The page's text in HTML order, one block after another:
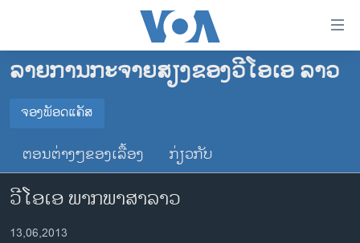
ເຂົ້າ
ຂ້າມ
ໄປ
ຫາ
ຊອກ
ຄົ້ນ
ໂຮມເພຈ
ລາວ
ອາເມຣິກາ
ການເລືອກຕັ້ງ ປະທານາທີບໍດີ ສະຫະລັດ 2024
ຂ່າວ​ຈີນ
ໂລກ
ລາຍການກະຈາຍສຽງຂອງວີໂອເອ ລາວ
ຈອງພັອດແຄັສ
ຈອງພັອດແຄັສ
ຕອນຕ່າງໆຂອງເລື້ອງ ກ່ຽວກັບ
ວີໂອເອ ພາກພາສາລາວ
13,06,2013